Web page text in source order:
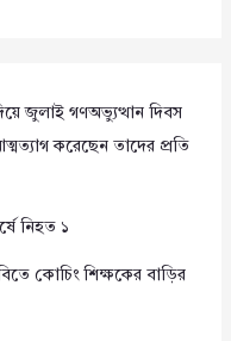
জুলাই গণঅভ্যুত্থান দিবস
করেছেন তাদের প্রতি
নিহত ১
কোচিং শিক্ষকের বাড়ির